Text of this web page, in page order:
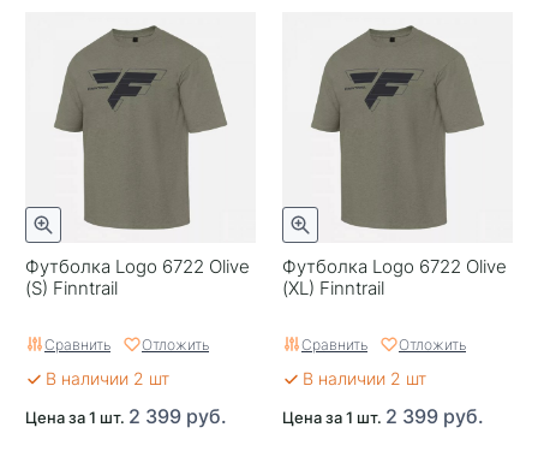
Футболка Logo 6722 Olive
(S) Finntrail
Сравнить Отложить
В наличии 2 шт
Цена за 1 шт. 2 399 руб.
Футболка Logo 6722 Olive
(XL) Finntrail
Сравнить Отложить
В наличии 2 шт
Цена за 1 шт. 2 399 руб.